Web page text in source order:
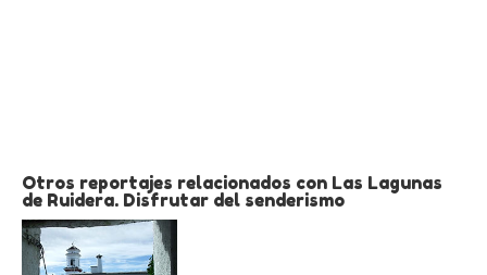
Otros reportajes relacionados con Las Lagunas
de Ruidera. Disfrutar del senderismo